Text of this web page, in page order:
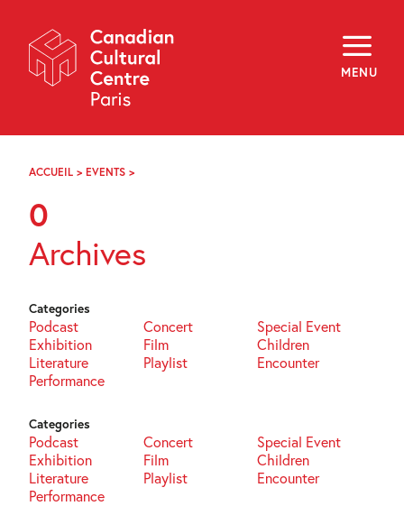
Navigation
MENU
About
Programming
Off-Site
Explore
Archives
FR
ACCUEIL > EVENTS >
0
Archives
Categories
Podcast Concert
Special Event
Exhibition
Film
Children
Literature
Playlist
Encounter
Performance
Categories
Podcast Concert
Special Event
Exhibition
Film
Children
Literature
Playlist
Encounter
Performance